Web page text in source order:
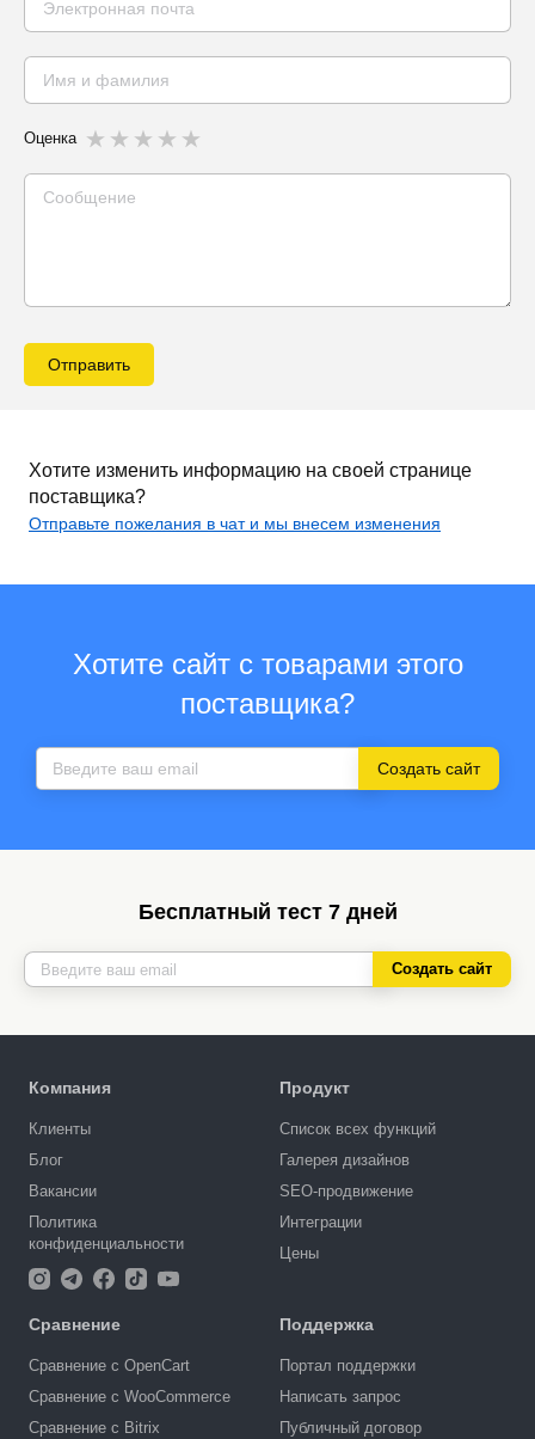
Оценка
Отправить
Хотите изменить информацию на своей странице
поставщика?
Отправьте пожелания в чат и мы внесем изменения
Хотите сайт с товарами этого
поставщика?
Создать сайт
Бесплатный тест 7 дней
Создать сайт
Компания
Клиенты
Блог
Вакансии
Политика
конфиденциальности
Продукт
Список всех функций
Галерея дизайнов
SEO-продвижение
Интеграции
Цены
Сравнение
Сравнение с OpenCart
Сравнение с WooCommerce
Сравнение с Bitrix
Поддержка
Портал поддержки
Написать запрос
Публичный договор